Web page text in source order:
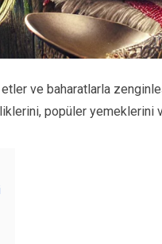
ve baharatlarla
popüler yemeklerini